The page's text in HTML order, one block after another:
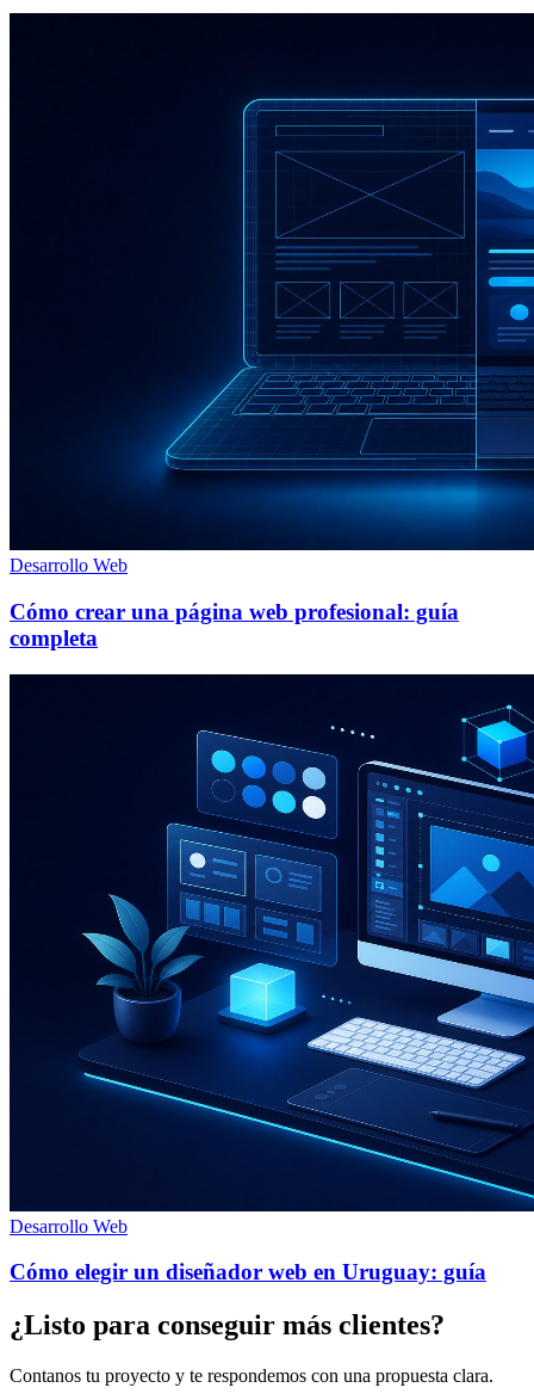
Desarrollo Web
Cómo crear una página web profesional: guía
completa
Desarrollo Web
Cómo elegir un diseñador web en Uruguay: guía
¿Listo para conseguir más clientes?
Contanos tu proyecto y te respondemos con una propuesta clara.